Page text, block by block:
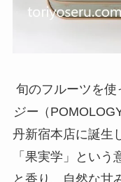
旬のフルーツを使
ジー（
丹新宿本店に誕生
「果実学」とい